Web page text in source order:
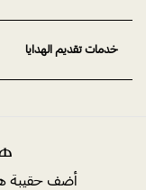
خدمات تقديم الهدايا
أضف حقيبة